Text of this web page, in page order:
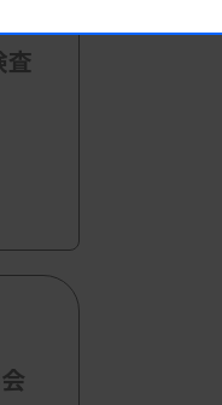
査